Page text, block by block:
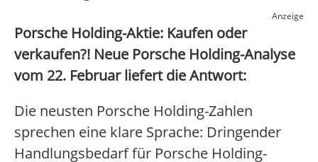
Anzeige
Porsche Holding-Aktie: Kaufen oder
verkaufen?! Neue Porsche Holding-Analyse
vom 22. Februar liefert die Antwort:
Die neusten Porsche Holding-Zahlen
sprechen eine klare Sprache: Dringender
Handlungsbedarf für Porsche Holding-